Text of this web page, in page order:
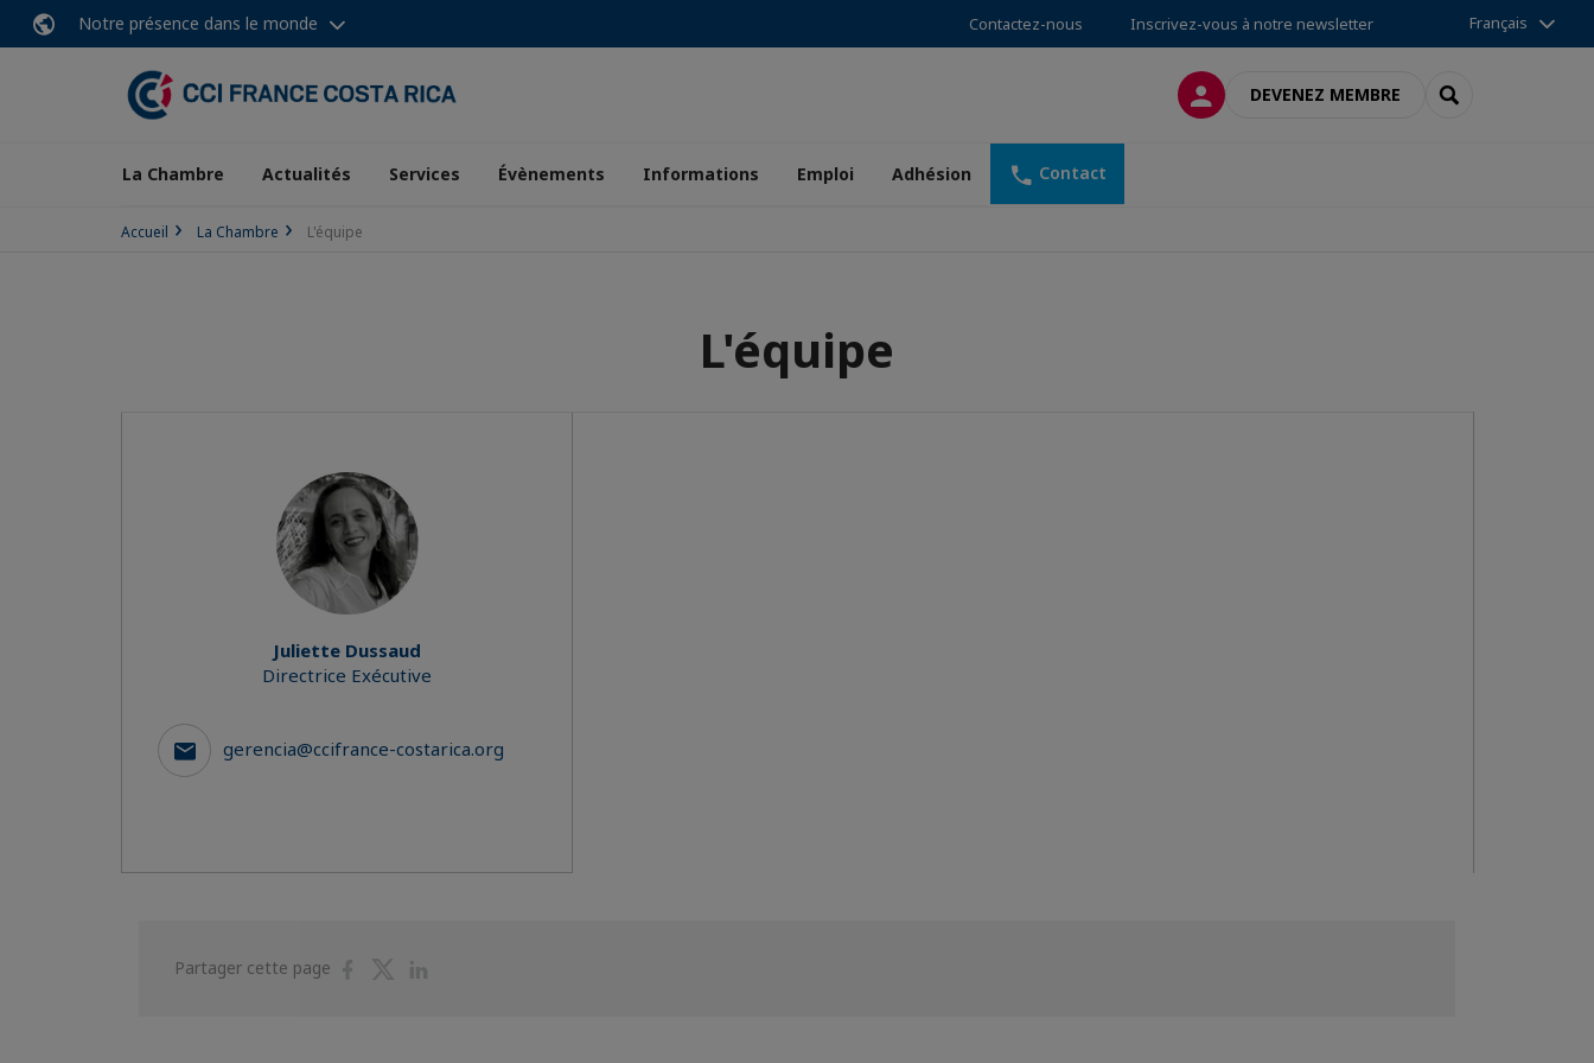
Notre présence dans le monde Contactez-nous Inscrivez-vous à notre newsletter Français
CONNEXIONDEVENEZ MEMBRE RECHERCHER
La Chambre Actualités Services Évènements Informations Emploi Adhésion Contact
Accueil La Chambre L'équipe
L'équipe
Juliette Dussaud
Directrice Exécutive
gerencia@ccifrance-costarica.org
Partager cette page
PartagerPartager